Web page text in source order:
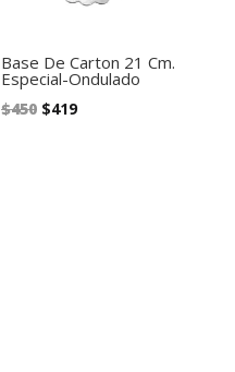
Base De Carton 21 Cm.
Especial-Ondulado
$450 El
$419El